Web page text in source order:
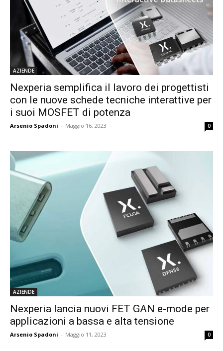
AZIENDE
Nexperia semplifica il lavoro dei progettisti
con le nuove schede tecniche interattive per
i suoi MOSFET di potenza
Arsenio Spadoni - Maggio 16, 2023 0
AZIENDE
Nexperia lancia nuovi FET GAN e-mode per
applicazioni a bassa e alta tensione
Arsenio Spadoni - Maggio 11, 2023 0